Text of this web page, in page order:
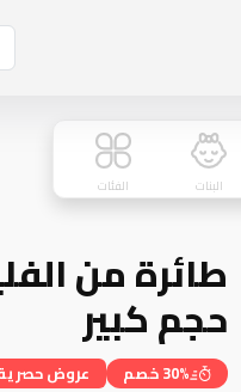
البنات الفئات
حجم كبير
30% خصم عروض